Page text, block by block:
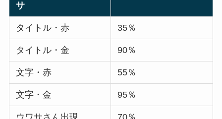
サ
タイトル・赤 35％
タイトル・金 90％
文字・赤 55％
文字・金 95％